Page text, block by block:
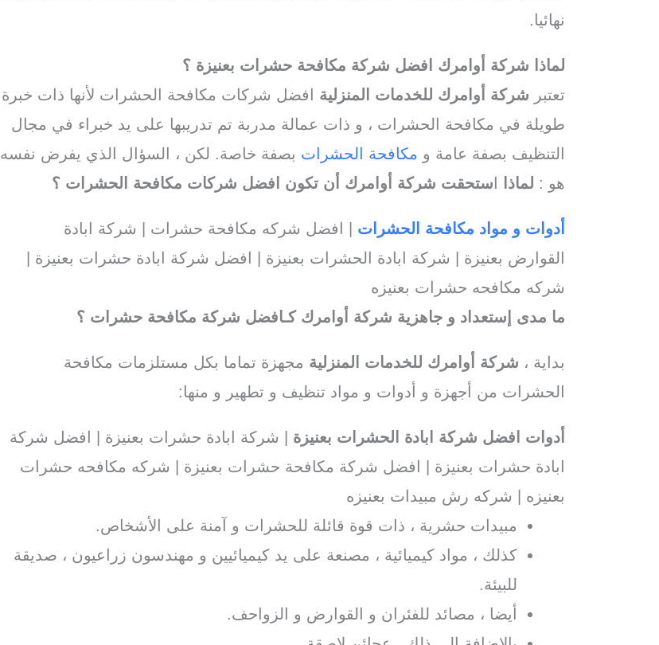
نهائيا.
لماذا شركة أوامرك افضل شركة مكافحة حشرات بعنيزة ؟
تعتبر شركة أوامرك للخدمات المنزلية افضل شركات مكافحة الحشرات لأنها ذات خبرة
طويلة في مكافحة الحشرات ، و ذات عمالة مدربة تم تدريبها على يد خبراء في مجال
التنظيف بصفة عامة و مكافحة الحشرات بصفة خاصة. لكن ، السؤال الذي يفرض نفسه
هو : لماذا استحقت شركة أوامرك أن تكون افضل شركات مكافحة الحشرات ؟
أدوات و مواد مكافحة الحشرات | افضل شركه مكافحة حشرات | شركة ابادة
القوارض بعنيزة | شركة ابادة الحشرات بعنيزة | افضل شركة ابادة حشرات بعنيزة |
شركه مكافحه حشرات بعنيزه
ما مدى إستعداد و جاهزية شركة أوامرك كـافضل شركة مكافحة حشرات ؟
بداية ، شركة أوامرك للخدمات المنزلية مجهزة تماما بكل مستلزمات مكافحة
الحشرات من أجهزة و أدوات و مواد تنظيف و تطهير و منها:
أدوات افضل شركة ابادة الحشرات بعنيزة | شركة ابادة حشرات بعنيزة | افضل شركة
ابادة حشرات بعنيزة | افضل شركة مكافحة حشرات بعنيزة | شركه مكافحه حشرات
بعنيزه | شركه رش مبيدات بعنيزه
مبيدات حشرية ، ذات قوة قائلة للحشرات و آمنة على الأشخاص.
كذلك ، مواد كيميائية ، مصنعة على يد كيميائيين و مهندسون زراعيون ، صديقة
للبيئة.
أيضا ، مصائد للفئران و القوارض و الزواحف.